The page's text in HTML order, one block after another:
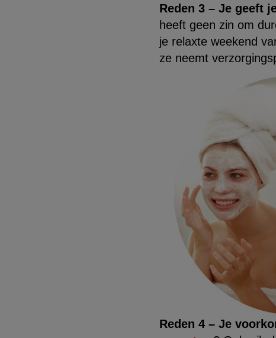
Reden 3 – Je geeft
heeft geen zin om
je relaxte weekend
ze neemt
Reden 4 – Je